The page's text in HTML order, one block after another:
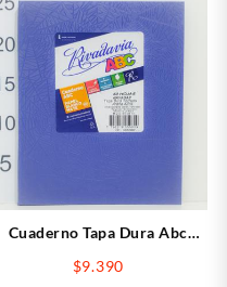
Cuaderno Tapa Dura Abc
Rivadavia X50 Hojas Rayadas
$9.390